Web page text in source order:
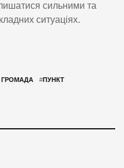
сильними та
ситуаціях.
ГРОМАДА #ПУНКТ